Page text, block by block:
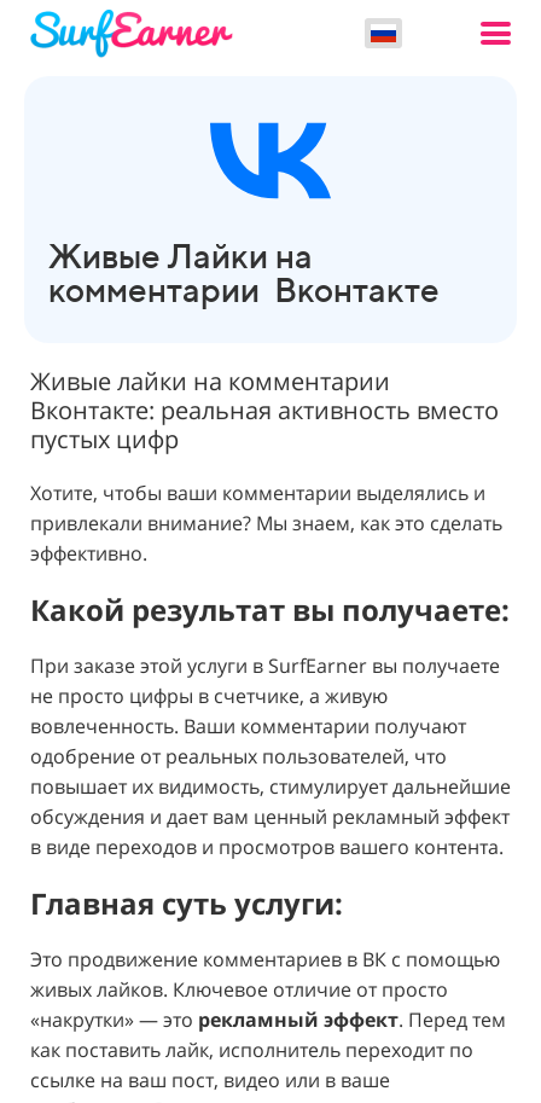
Живые Лайки на
комментарии Вконтакте
Живые лайки на комментарии
Вконтакте: реальная активность вместо
пустых цифр
Хотите, чтобы ваши комментарии выделялись и
привлекали внимание? Мы знаем, как это сделать
эффективно.
Какой результат вы получаете:
При заказе этой услуги в SurfEarner вы получаете
не просто цифры в счетчике, а живую
вовлеченность. Ваши комментарии получают
одобрение от реальных пользователей, что
повышает их видимость, стимулирует дальнейшие
обсуждения и дает вам ценный рекламный эффект
в виде переходов и просмотров вашего контента.
Главная суть услуги:
Это продвижение комментариев в ВК с помощью
живых лайков. Ключевое отличие от просто
«накрутки» — это рекламный эффект. Перед тем
как поставить лайк, исполнитель переходит по
ссылке на ваш пост, видео или в ваше